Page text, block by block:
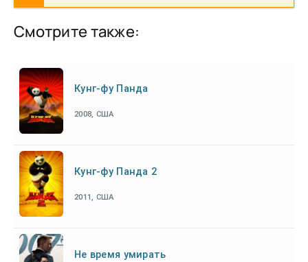
Смотрите также:
Кунг-фу Панда
2008, США
Кунг-фу Панда 2
2011, США
Не время умирать